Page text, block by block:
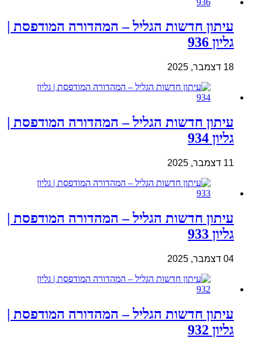
עיתון חדשות הגליל – המהדורה המודפסת |
גליון 936
18 דצמבר, 2025
עיתון חדשות הגליל – המהדורה המודפסת |
גליון 934
11 דצמבר, 2025
עיתון חדשות הגליל – המהדורה המודפסת |
גליון 933
04 דצמבר, 2025
עיתון חדשות הגליל – המהדורה המודפסת |
גליון 932